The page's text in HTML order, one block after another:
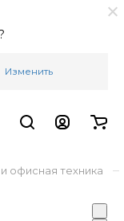
Изменить
офисная техника –